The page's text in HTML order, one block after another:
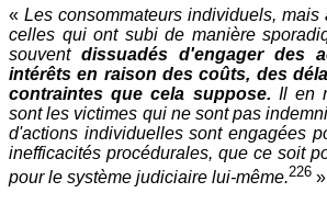
« Les consommateurs individuels,
celles qui ont subi de manière
souvent dissuadés d'engager des
intérêts en raison des coûts, des
contraintes que cela suppose. Il en
sont les victimes qui ne sont pas
d'actions individuelles sont engagées
inefficacités procédurales, que ce soit
pour le système judiciaire lui-même.226 »